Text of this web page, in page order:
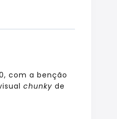
com a benção
chunky de